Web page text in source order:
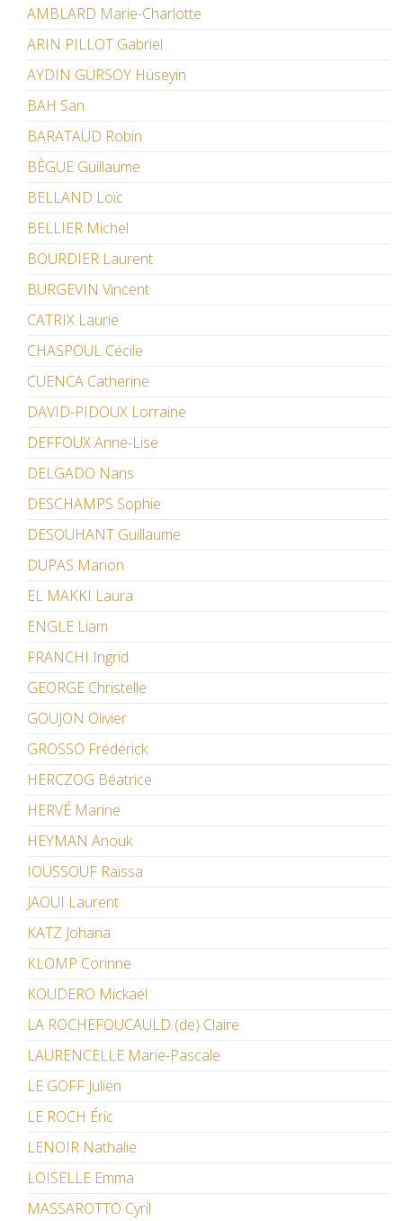
AMBLARD Marie-Charlotte
ARIN PILLOT Gabriel
AYDIN GÜRSOY Hüseyin
BAH San
BARATAUD Robin
BÈGUE Guillaume
BELLAND Loïc
BELLIER Michel
BOURDIER Laurent
BURGEVIN Vincent
CATRIX Laurie
CHASPOUL Cécile
CUENCA Catherine
DAVID-PIDOUX Lorraine
DEFFOUX Anne-Lise
DELGADO Nans
DESCHAMPS Sophie
DESOUHANT Guillaume
DUPAS Marion
EL MAKKI Laura
ENGLE Liam
FRANCHI Ingrid
GEORGE Christelle
GOUJON Olivier
GROSSO Frédérick
HERCZOG Béatrice
HERVÉ Marine
HEYMAN Anouk
IOUSSOUF Raïssa
JAOUI Laurent
KATZ Johana
KLOMP Corinne
KOUDERO Mickaël
LA ROCHEFOUCAULD (de) Claire
LAURENCELLE Marie-Pascale
LE GOFF Julien
LE ROCH Éric
LENOIR Nathalie
LOISELLE Emma
MASSAROTTO Cyril